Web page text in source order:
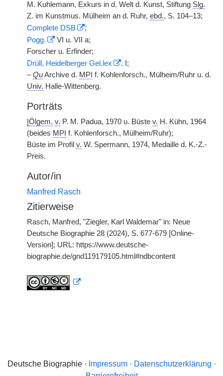
M. Kuhlemann, Exkurs in d. Welt d. Kunst, Stiftung Slg.
Z. im Kunstmus. Mülheim an d. Ruhr, ebd., S. 104–13;
Complete DSB
;
Pogg.
VI u. VII a;
Forscher u. Erfinder;
Drüll, Heidelberger Gel.lex
. I;
–QuArchive d. MPI f. Kohlenforsch., Mülheim/Ruhr u. d.
Univ. Halle-Wittenberg.
Porträts
Ölgem. v. P. M. Padua, 1970 u. Büste v. H. Kühn, 1964
(beides MPI f. Kohlenforsch., Mülheim/Ruhr);
Büste im Profil v. W. Spermann, 1974, Medaille d. K.-Z.-
Preis.
Autor/in
Manfred Rasch
Zitierweise
Rasch, Manfred, "Ziegler, Karl Waldemar" in: Neue
Deutsche Biographie 28 (2024), S. 677-679 [Online-
Version]; URL: https://www.deutsche-
biographie.de/gnd119179105.html#ndbcontent
Deutsche Biographie · Impressum· Datenschutzerklärung ·